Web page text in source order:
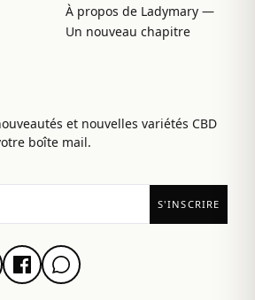
À propos de Ladymary —
Un nouveau chapitre
et nouvelles variétés CBD
boîte mail.